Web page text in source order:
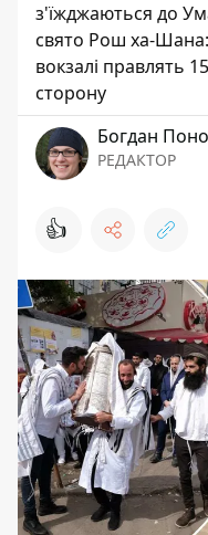
з'їжджаються до
свято Рош ха-Шана:
вокзалі правлять
сторону
Богдан
РЕДАКТОР
👍